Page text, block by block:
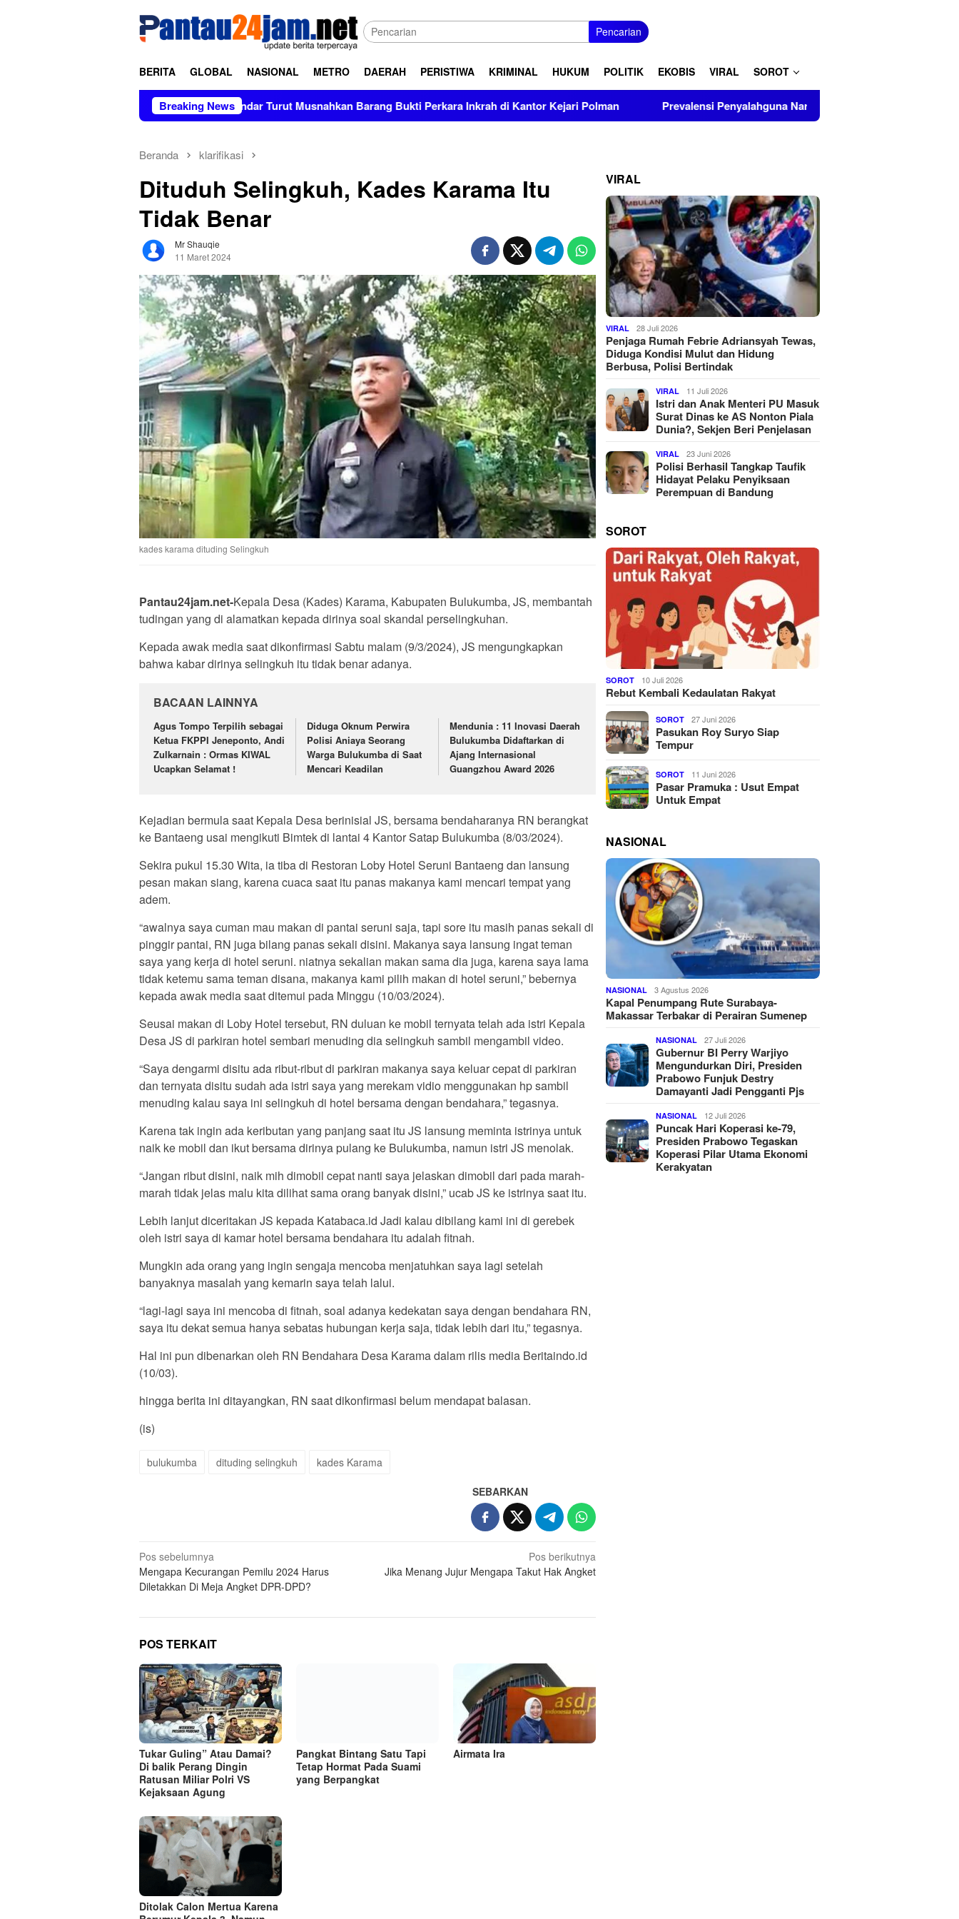
Pencarian
BERITA GLOBAL NASIONAL METRO DAERAH PERISTIWA KRIMINAL HUKUM POLITIK EKOBIS VIRAL SOROT
Breaking News
Kapolres Polewali Mandar Turut Musnahkan Barang Bukti Perkara Inkrah di Kantor Kejari Polman Prevalensi Penyalahguna Narkoba Capai 4,17 Juta Jiwa, BNNP Aceh
Beranda klarifikasi
Dituduh Selingkuh, Kades Karama Itu
Tidak Benar
Mr Shauqie
11 Maret 2024
kades karama dituding Selingkuh
Pantau24jam.net-Kepala Desa (Kades) Karama, Kabupaten Bulukumba, JS, membantah
tudingan yang di alamatkan kepada dirinya soal skandal perselingkuhan.
Kepada awak media saat dikonfirmasi Sabtu malam (9/3/2024), JS mengungkapkan
bahwa kabar dirinya selingkuh itu tidak benar adanya.
BACAAN LAINNYA
Agus Tompo Terpilih sebagai
Ketua FKPPI Jeneponto, Andi
Zulkarnain : Ormas KIWAL
Ucapkan Selamat !
Diduga Oknum Perwira
Polisi Aniaya Seorang
Warga Bulukumba di Saat
Mencari Keadilan
Mendunia : 11 Inovasi Daerah
Bulukumba Didaftarkan di
Ajang Internasional
Guangzhou Award 2026
Kejadian bermula saat Kepala Desa berinisial JS, bersama bendaharanya RN berangkat
ke Bantaeng usai mengikuti Bimtek di lantai 4 Kantor Satap Bulukumba (8/03/2024).
Sekira pukul 15.30 Wita, ia tiba di Restoran Loby Hotel Seruni Bantaeng dan lansung
pesan makan siang, karena cuaca saat itu panas makanya kami mencari tempat yang
adem.
“awalnya saya cuman mau makan di pantai seruni saja, tapi sore itu masih panas sekali di
pinggir pantai, RN juga bilang panas sekali disini. Makanya saya lansung ingat teman
saya yang kerja di hotel seruni. niatnya sekalian makan sama dia juga, karena saya lama
tidak ketemu sama teman disana, makanya kami pilih makan di hotel seruni,” bebernya
kepada awak media saat ditemui pada Minggu (10/03/2024).
Seusai makan di Loby Hotel tersebut, RN duluan ke mobil ternyata telah ada istri Kepala
Desa JS di parkiran hotel sembari menuding dia selingkuh sambil mengambil video.
“Saya dengarmi disitu ada ribut-ribut di parkiran makanya saya keluar cepat di parkiran
dan ternyata disitu sudah ada istri saya yang merekam vidio menggunakan hp sambil
menuding kalau saya ini selingkuh di hotel bersama dengan bendahara,” tegasnya.
Karena tak ingin ada keributan yang panjang saat itu JS lansung meminta istrinya untuk
naik ke mobil dan ikut bersama dirinya pulang ke Bulukumba, namun istri JS menolak.
“Jangan ribut disini, naik mih dimobil cepat nanti saya jelaskan dimobil dari pada marah-
marah tidak jelas malu kita dilihat sama orang banyak disini,” ucab JS ke istrinya saat itu.
Lebih lanjut diceritakan JS kepada Katabaca.id Jadi kalau dibilang kami ini di gerebek
oleh istri saya di kamar hotel bersama bendahara itu adalah fitnah.
Mungkin ada orang yang ingin sengaja mencoba menjatuhkan saya lagi setelah
banyaknya masalah yang kemarin saya telah lalui.
“lagi-lagi saya ini mencoba di fitnah, soal adanya kedekatan saya dengan bendahara RN,
saya itu dekat semua hanya sebatas hubungan kerja saja, tidak lebih dari itu,” tegasnya.
Hal ini pun dibenarkan oleh RN Bendahara Desa Karama dalam rilis media Beritaindo.id
(10/03).
hingga berita ini ditayangkan, RN saat dikonfirmasi belum mendapat balasan.
(is)
bulukumba dituding selingkuh kades Karama
SEBARKAN
Navigasi
pos
Pos sebelumnya
Mengapa Kecurangan Pemilu 2024 Harus
Diletakkan Di Meja Angket DPR-DPD?
Pos berikutnya
Jika Menang Jujur Mengapa Takut Hak Angket
POS TERKAIT
Tukar Guling” Atau Damai?
Di balik Perang Dingin
Ratusan Miliar Polri VS
Kejaksaan Agung
Pangkat Bintang Satu Tapi
Tetap Hormat Pada Suami
yang Berpangkat
Airmata Ira
Ditolak Calon Mertua Karena
VIRAL
VIRAL 28 Juli 2026
Penjaga Rumah Febrie Adriansyah Tewas,
Diduga Kondisi Mulut dan Hidung
Berbusa, Polisi Bertindak
VIRAL 11 Juli 2026
Istri dan Anak Menteri PU Masuk
Surat Dinas ke AS Nonton Piala
Dunia?, Sekjen Beri Penjelasan
VIRAL 23 Juni 2026
Polisi Berhasil Tangkap Taufik
Hidayat Pelaku Penyiksaan
Perempuan di Bandung
SOROT
SOROT 10 Juli 2026
Rebut Kembali Kedaulatan Rakyat
SOROT 27 Juni 2026
Pasukan Roy Suryo Siap
Tempur
SOROT 11 Juni 2026
Pasar Pramuka : Usut Empat
Untuk Empat
NASIONAL
NASIONAL 3 Agustus 2026
Kapal Penumpang Rute Surabaya-
Makassar Terbakar di Perairan Sumenep
NASIONAL 27 Juli 2026
Gubernur BI Perry Warjiyo
Mengundurkan Diri, Presiden
Prabowo Funjuk Destry
Damayanti Jadi Pengganti Pjs
NASIONAL 12 Juli 2026
Puncak Hari Koperasi ke-79,
Presiden Prabowo Tegaskan
Koperasi Pilar Utama Ekonomi
Kerakyatan